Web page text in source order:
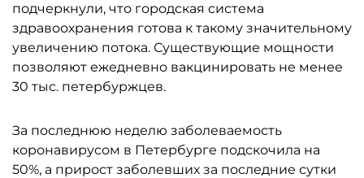
подчеркнули, что городская система
здравоохранения готова к такому значительному
увеличению потока. Существующие мощности
позволяют ежедневно вакцинировать не менее
30 тыс. петербуржцев.
За последнюю неделю заболеваемость
коронавирусом в Петербурге подскочила на
50%, а прирост заболевших за последние сутки